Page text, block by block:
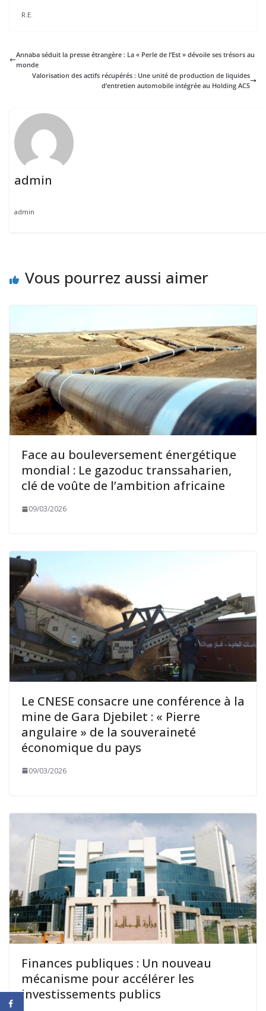
R.E.
Annaba séduit la presse étrangère : La « Perle de l’Est » dévoile ses trésors au
monde
Valorisation des actifs récupérés : Une unité de production de liquides
d’entretien automobile intégrée au Holding ACS
admin
admin
Vous pourrez aussi aimer
Face au bouleversement énergétique
mondial : Le gazoduc transsaharien,
clé de voûte de l’ambition africaine
09/03/2026
Le CNESE consacre une conférence à la
mine de Gara Djebilet : « Pierre
angulaire » de la souveraineté
économique du pays
09/03/2026
Finances publiques : Un nouveau
mécanisme pour accélérer les
investissements publics